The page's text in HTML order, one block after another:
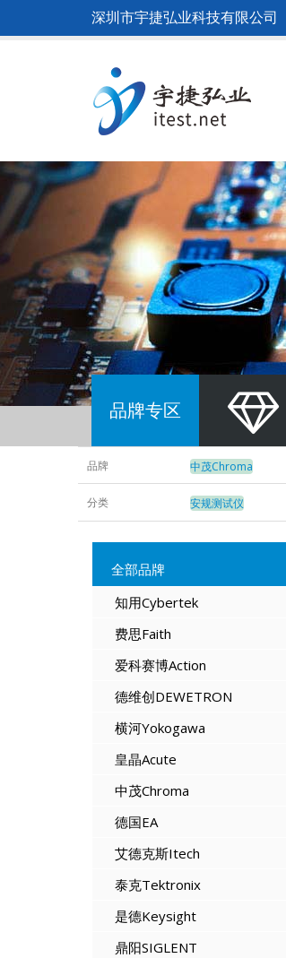
深圳市宇捷弘业科技有限公司
品牌专区
品牌 中茂Chroma
分类 安规测试仪
全部品牌
知用Cybertek
费思Faith
爱科赛博Action
德维创DEWETRON
横河Yokogawa
皇晶Acute
中茂Chroma
德国EA
艾德克斯Itech
泰克Tektronix
是德Keysight
鼎阳SIGLENT